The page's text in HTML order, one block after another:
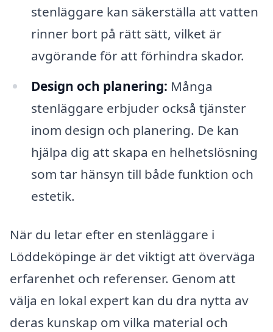
stenläggare kan säkerställa att vatten
rinner bort på rätt sätt, vilket är
avgörande för att förhindra skador.
Design och planering: Många
stenläggare erbjuder också tjänster
inom design och planering. De kan
hjälpa dig att skapa en helhetslösning
som tar hänsyn till både funktion och
estetik.
När du letar efter en stenläggare i
Löddeköpinge är det viktigt att överväga
erfarenhet och referenser. Genom att
välja en lokal expert kan du dra nytta av
deras kunskap om vilka material och